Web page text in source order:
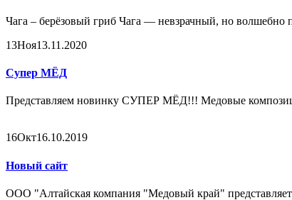
Чага – берёзовый гриб Чага — невзрачный, но волшебно
13Ноя13.11.2020
Супер МЁД
Представляем новинку СУПЕР МЁД!!! Медовые
16Окт16.10.2019
Новый сайт
ООО "Алтайская компания "Медовый край"